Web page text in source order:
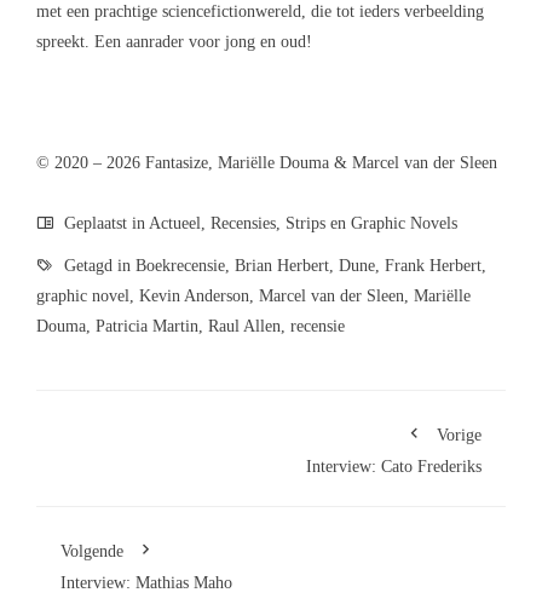
met een prachtige sciencefictionwereld, die tot ieders verbeelding
spreekt. Een aanrader voor jong en oud!
© 2020 – 2026 Fantasize, Mariëlle Douma & Marcel van der Sleen
Geplaatst in Actueel Recensies Strips en Graphic Novels
Getagd in Boekrecensie Brian Herbert Dune Frank Herbert
graphic novel Kevin Anderson Marcel van der Sleen Mariëlle
Douma Patricia Martin Raul Allen recensie
Vorige
Interview: Cato Frederiks
Volgende
Interview: Mathias Maho